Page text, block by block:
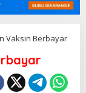
Vaksin Berbayar